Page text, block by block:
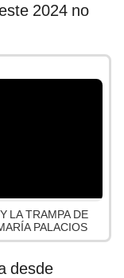
2024 no
LA TRAMPA DE
PALACIOS
desde